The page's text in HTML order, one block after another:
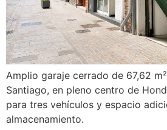
Amplio garaje cerrado de 67,62
Santiago, en pleno centro de
para tres vehículos y espacio
almacenamiento.